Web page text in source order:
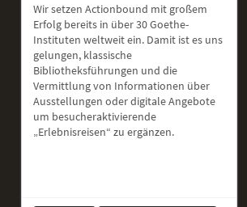
Wir setzen Actionbound mit großem
Erfolg bereits in über 30 Goethe-
Instituten weltweit ein. Damit ist es uns
gelungen, klassische
Bibliotheksführungen und die
Vermittlung von Informationen über
Ausstellungen oder digitale Angebote
um besucheraktivierende
„Erlebnisreisen“ zu ergänzen.